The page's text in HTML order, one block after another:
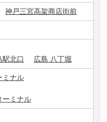
神戸三宮高架商店街前
北口
広島 八丁堀
ミナル
ーミナル